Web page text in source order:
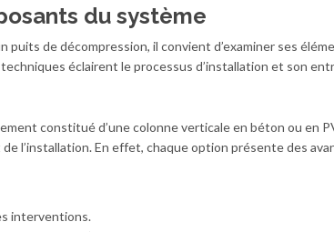
du système
puits de décompression, il convient d’examiner ses
éclairent le processus d’installation et son
constitué d’une colonne verticale en béton ou en
l’installation. En effet, chaque option présente des
interventions.